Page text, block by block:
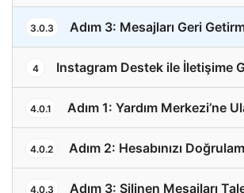
3.0.3 Adım 3: Mesajları Geri
4 Instagram Destek ile İletişime
4.0.1 Adım 1: Yardım Merkezi’ne
4.0.2 Adım 2: Hesabınızı
4.0.3 Adım 3: Silinen Mesajları